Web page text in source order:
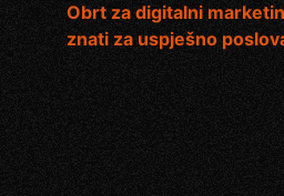
Obrt za digitalni
znati za uspješno